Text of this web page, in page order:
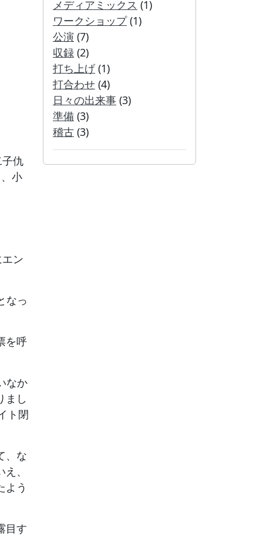
仇
小
ン
なっ
を呼
なか
まし
ト閉
、な
、
よう
目す
メディアミックス (1)
ワークショップ(1)
公演 (7)
収録 (2)
打ち上げ (1)
打合わせ (4)
日々の出来事 (3)
準備 (3)
稽古 (3)